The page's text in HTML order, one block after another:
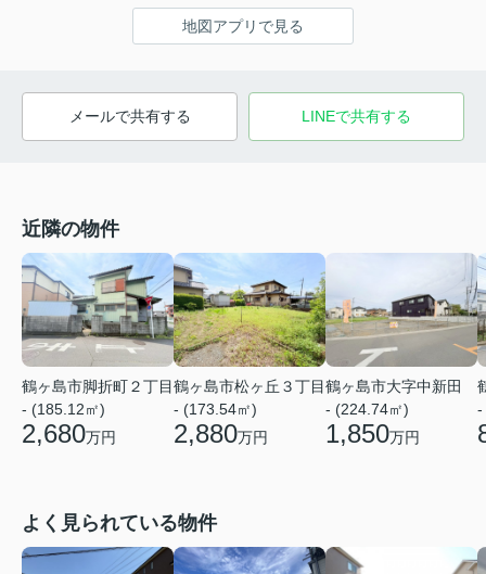
地図アプリで見る
メールで共有する LINEで共有する
近隣の物件
鶴ヶ島市脚折町２丁目
- (185.12㎡)
2,680万円
鶴ヶ島市松ヶ丘３丁目
- (173.54㎡)
2,880万円
鶴ヶ島市大字中新田
- (224.74㎡)
1,850万円
-
よく見られている物件